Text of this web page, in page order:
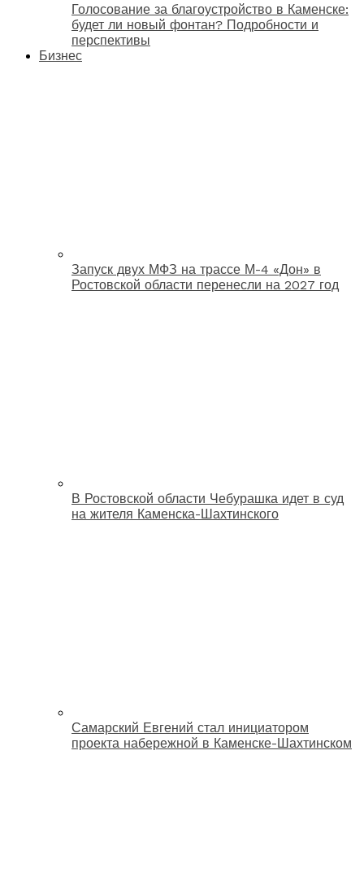
Голосование за благоустройство в Каменске:
будет ли новый фонтан? Подробности и
перспективы
Бизнес
Запуск двух МФЗ на трассе М-4 «Дон» в
Ростовской области перенесли на 2027 год
В Ростовской области Чебурашка идет в суд
на жителя Каменска-Шахтинского
Самарский Евгений стал инициатором
проекта набережной в Каменске-Шахтинском